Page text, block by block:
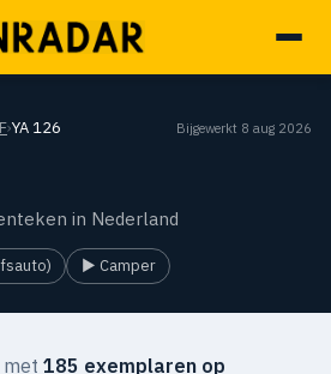
›YA 126 Bijgewerkt 8 aug 2026
in Nederland
▶ Camper
185 exemplaren op